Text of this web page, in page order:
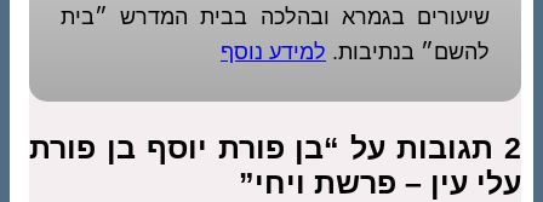
שיעורים בגמרא ובהלכה בבית המדרש ״בית
להשם״ בנתיבות. למידע נוסף
2 תגובות על “בן פורת יוסף בן פורת
עלי עין – פרשת ויחי”